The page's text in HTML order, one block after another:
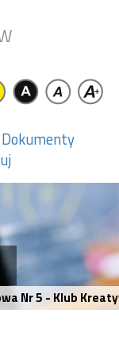
Dokumenty
Nr 5 - Klub